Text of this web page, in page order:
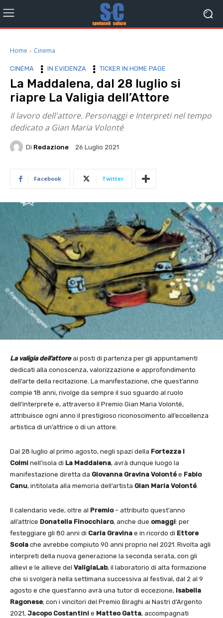
Home Cinema
CINEMA IN EVIDENZA TICKER IN HOME PAGE
La Maddalena, dal 28 luglio si
riapre La Valigia dell’Attore
Il lavoro dell'attore. Personaggi e Interpreti nel tempo
dedicato a Gian Maria Volonté
Di Redazione 26 Luglio 2021
Facebook Twitter
La valigia dell’attoreai posti di partenza per gli appuntamenti
dedicati alla conoscenza, valorizzazione e approfondimento
dell’arte della recitazione. La manifestazione, che quest’anno
compie 18 anni, rivolge da sempre il suo sguardo al ruolo
dell’interprete e, attraverso il Premio Gian Maria Volonté,
attribuisce ogni anno il prestigioso riconoscimento all’eccellenza
artistica di un’attrice o di un attore.
Dal 28 luglio al primo agosto, negli spazi della Fortezza I
Colmi nell’isola di La Maddalena, avrà dunque luogo la
manifestazione diretta da Giovanna Gravina Volonté e Fabio
Canu, intitolata alla memoria dell’artista Gian Maria Volonté.
Il calendario vede, oltre al Premio– attribuito quest’anno
all’attrice Donatella Finocchiaro, anche due omaggi: per
festeggiare gli 80 anni di Carla Gravina e in ricordo di Ettore
Scola che avrebbe compiuto 90 anni proprio nel 2021. Rivolta agli
interpreti della nuova generazione la seconda serata, con gli
allievi e le allieve del ValigiaLab, il laboratorio di alta formazione
che si svolgerà nella settimana successiva al festival, dal 2 al 9
agosto e che quest’anno avrà una tutor di eccezione, Isabella
Ragonese; con i vincitori del Premio Biraghi ai Nastri d’Argento
2021, Jacopo Costantini e Matteo Gatta, accompagnati